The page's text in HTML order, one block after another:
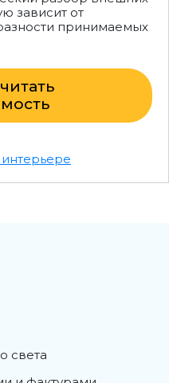
зависит от
принимаемых
света